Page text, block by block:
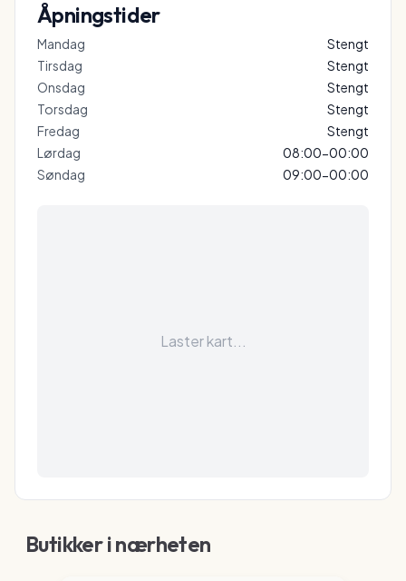
Åpningstider
Mandag
Stengt
Tirsdag
Stengt
Onsdag
Stengt
Torsdag
Stengt
Fredag
Stengt
Lørdag
08:00-00:00
Søndag
09:00-00:00
Laster kart...
Butikker i nærheten